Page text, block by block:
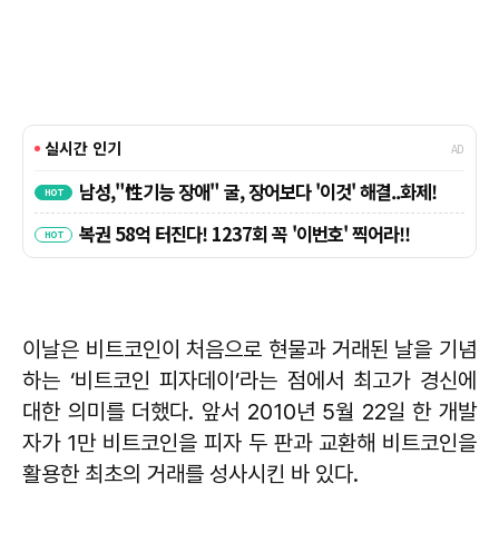
이날은 비트코인이 처음으로 현물과 거래된 날을 기념
하는 ‘비트코인 피자데이’라는 점에서 최고가 경신에
대한 의미를 더했다. 앞서 2010년 5월 22일 한 개발
자가 1만 비트코인을 피자 두 판과 교환해 비트코인을
활용한 최초의 거래를 성사시킨 바 있다.